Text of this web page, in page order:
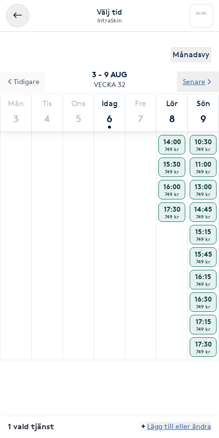
Välj tid
IntraSkin
Månadsvy
3 - 9 AUG
VECKA 32
Mån
3
Tis
4
Ons
5
Idag
6
Fre
7
Lör
8
Sön
9
Tidigare Senare
14:00
749 kr
15:30
749 kr
16:00
749 kr
17:30
749 kr
10:30
749 kr
11:00
749 kr
13:00
749 kr
14:45
749 kr
15:15
749 kr
15:45
749 kr
16:15
749 kr
16:30
749 kr
17:15
749 kr
17:30
749 kr
1 vald tjänst Lägg till eller ändra